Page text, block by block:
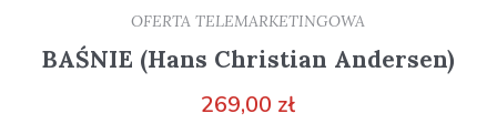
OFERTA TELEMARKETINGOWA
BAŚNIE (Hans Christian Andersen)
269,00 zł